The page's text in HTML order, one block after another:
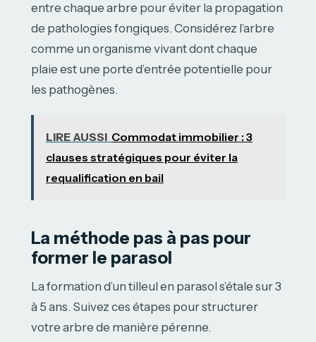
entre chaque arbre pour éviter la propagation
de pathologies fongiques. Considérez l’arbre
comme un organisme vivant dont chaque
plaie est une porte d’entrée potentielle pour
les pathogènes.
LIRE AUSSI Commodat immobilier : 3
clauses stratégiques pour éviter la
requalification en bail
La méthode pas à pas pour
former le parasol
La formation d’un tilleul en parasol s’étale sur 3
à 5 ans. Suivez ces étapes pour structurer
votre arbre de manière pérenne.